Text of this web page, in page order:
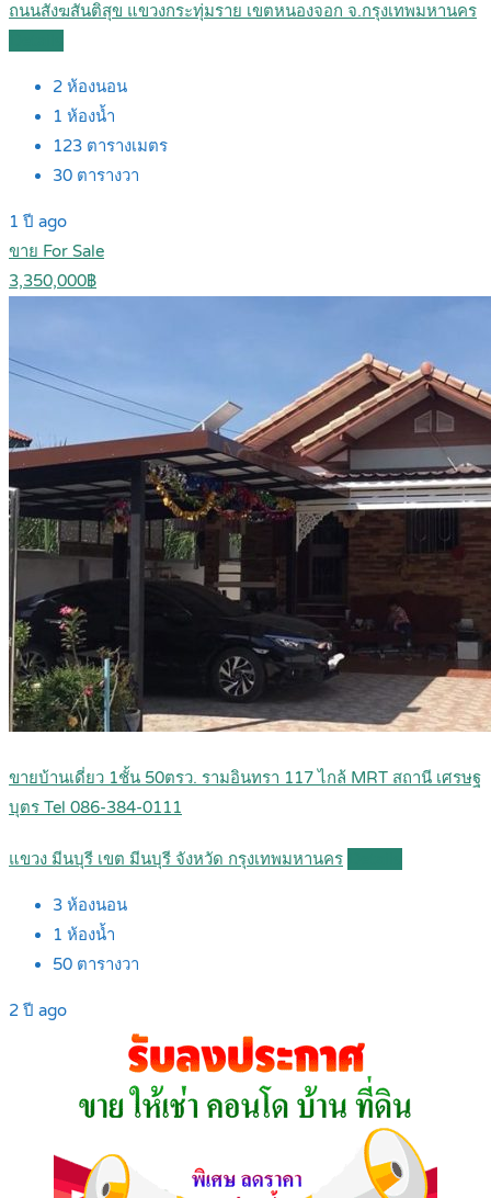
ถนนสังฆสันติสุข แขวงกระทุ่มราย เขตหนองจอก จ.กรุงเทพมหานคร
2 ห้องนอน
1 ห้องน้ำ
123 ตารางเมตร
30 ตารางวา
1 ปี ago
ขาย For Sale
3,350,000฿
ขายบ้านเดี่ยว 1ชั้น 50ตรว. รามอินทรา 117 ไกล้ MRT สถานี เศรษฐ
บุตร Tel 086-384-0111
แขวง มีนบุรี เขต มีนบุรี จังหวัด กรุงเทพมหานคร
3 ห้องนอน
1 ห้องน้ำ
50 ตารางวา
2 ปี ago